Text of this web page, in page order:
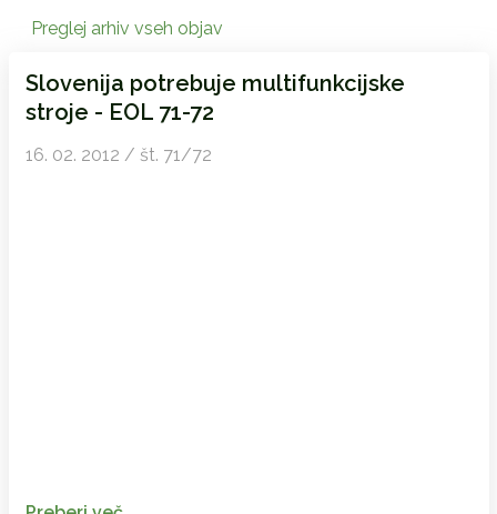
Preglej arhiv vseh objav
Slovenija potrebuje multifunkcijske
stroje - EOL 71-72
16. 02. 2012 / št. 71/72